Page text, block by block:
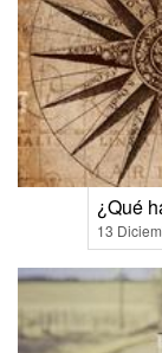
¿Qué
13